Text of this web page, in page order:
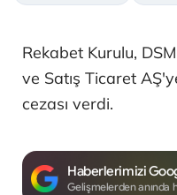
Rekabet Kurulu,
ve Satış Ticaret
cezası verdi.
Haberlerimizi
Gelişmelerden anında